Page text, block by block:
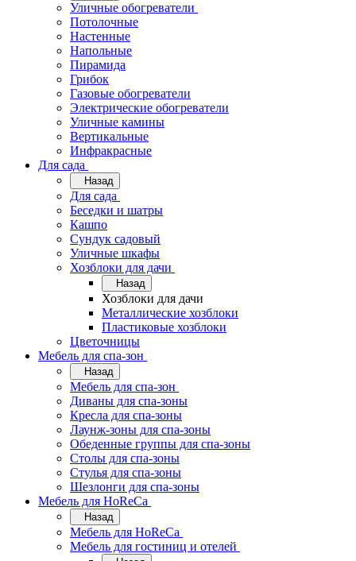
Уличные обогреватели
Потолочные
Настенные
Напольные
Пирамида
Грибок
Газовые обогреватели
Электрические обогреватели
Уличные камины
Вертикальные
Инфракрасные
Для сада
Назад
Для сада
Беседки и шатры
Кашпо
Сундук садовый
Уличные шкафы
Хозблоки для дачи
Назад
Хозблоки для дачи
Металлические хозблоки
Пластиковые хозблоки
Цветочницы
Мебель для спа-зон
Назад
Мебель для спа-зон
Диваны для спа-зоны
Кресла для спа-зоны
Лаунж-зоны для спа-зоны
Обеденные группы для спа-зоны
Столы для спа-зоны
Стулья для спа-зоны
Шезлонги для спа-зоны
Мебель для HoReCa
Назад
Мебель для HoReCa
Мебель для гостиниц и отелей